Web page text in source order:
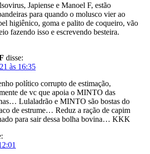
Japiense e Manoel F, estão
para quando o molusco vier ao
higiênico, goma e palito de coqueiro, vão
fazendo isso e escrevendo besteira.
disse:
às 16:35
político corrupto de estimação,
de vc que apoia o MINTO das
Lulaladrão e MINTO são bostas do
de estrume… Reduz a ração de capim
para sair dessa bolha bovina… KKK